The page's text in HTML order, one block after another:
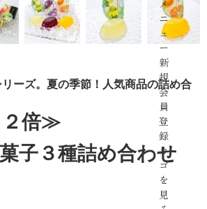
メ
ニ
ュ
ー
新
規
会
員
登
録
カ
ゴ
を
見
ーズ。夏の季節！人気商品の詰め合
倍≫
子３種詰め合わせ